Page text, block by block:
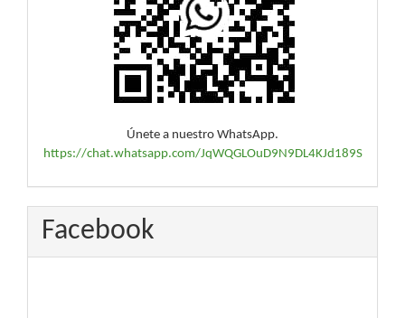
Únete a nuestro WhatsApp.
https://chat.whatsapp.com/JqWQGLOuD9N9DL4KJd189S
Facebook